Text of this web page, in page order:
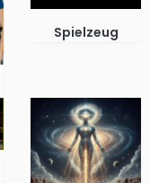
Spielzeug